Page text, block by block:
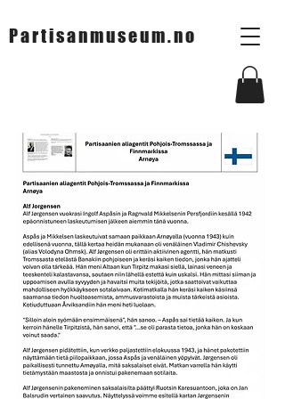
Partisanmuseum.no